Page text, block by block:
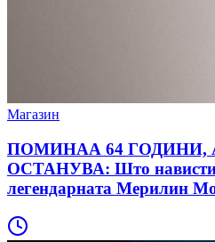
Магазин
ПОМИНАА 64 ГОДИНИ,
ОСТАНУВА: Што
легендарната Мерилин